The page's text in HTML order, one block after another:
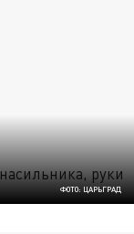
ФОТО: ЦАРЬГРАД